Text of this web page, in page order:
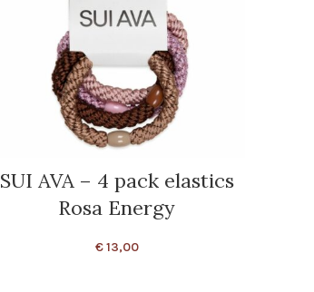
SUI AVA – 4 pack elastics
Rosa Energy
€13,00